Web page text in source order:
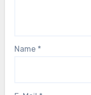
Name *